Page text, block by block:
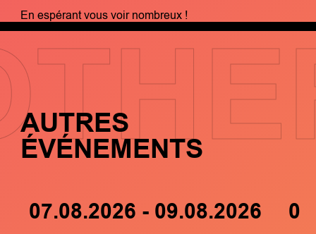
En espérant vous voir nombreux !
AUTRES
ÉVÉNEMENTS
07.08.2026 - 09.08.2026